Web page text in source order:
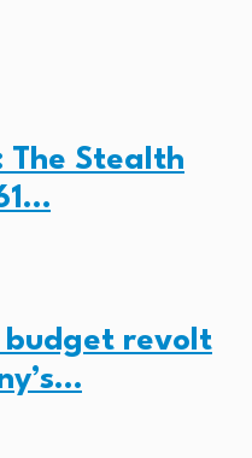
The Stealth
budget revolt